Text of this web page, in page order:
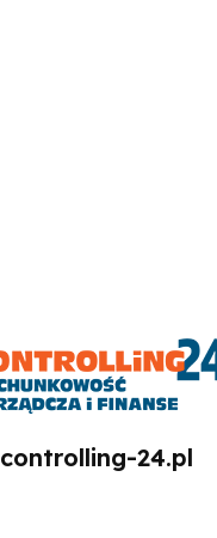
controlling-24.pl